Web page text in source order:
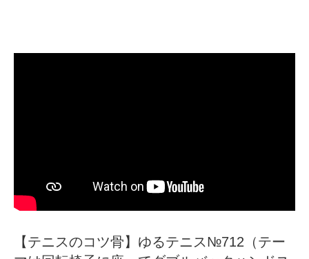
【テニスのコツ骨】ゆるテニス№712（テー